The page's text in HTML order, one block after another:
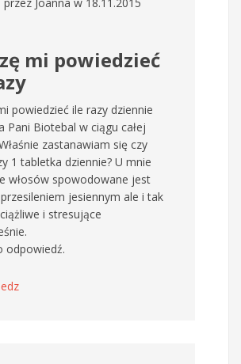
mi powiedzieć
powiedzieć ile razy dziennie
Pani Biotebal w ciągu całej
zastanawiam się czy
1 tabletka dziennie? U mnie
włosów spowodowane jest
przesileniem jesiennym ale i tak
i stresujące
odpowiedź.